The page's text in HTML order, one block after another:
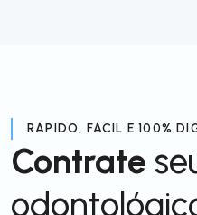
RÁPIDO, FÁCIL E 100%
Contrate